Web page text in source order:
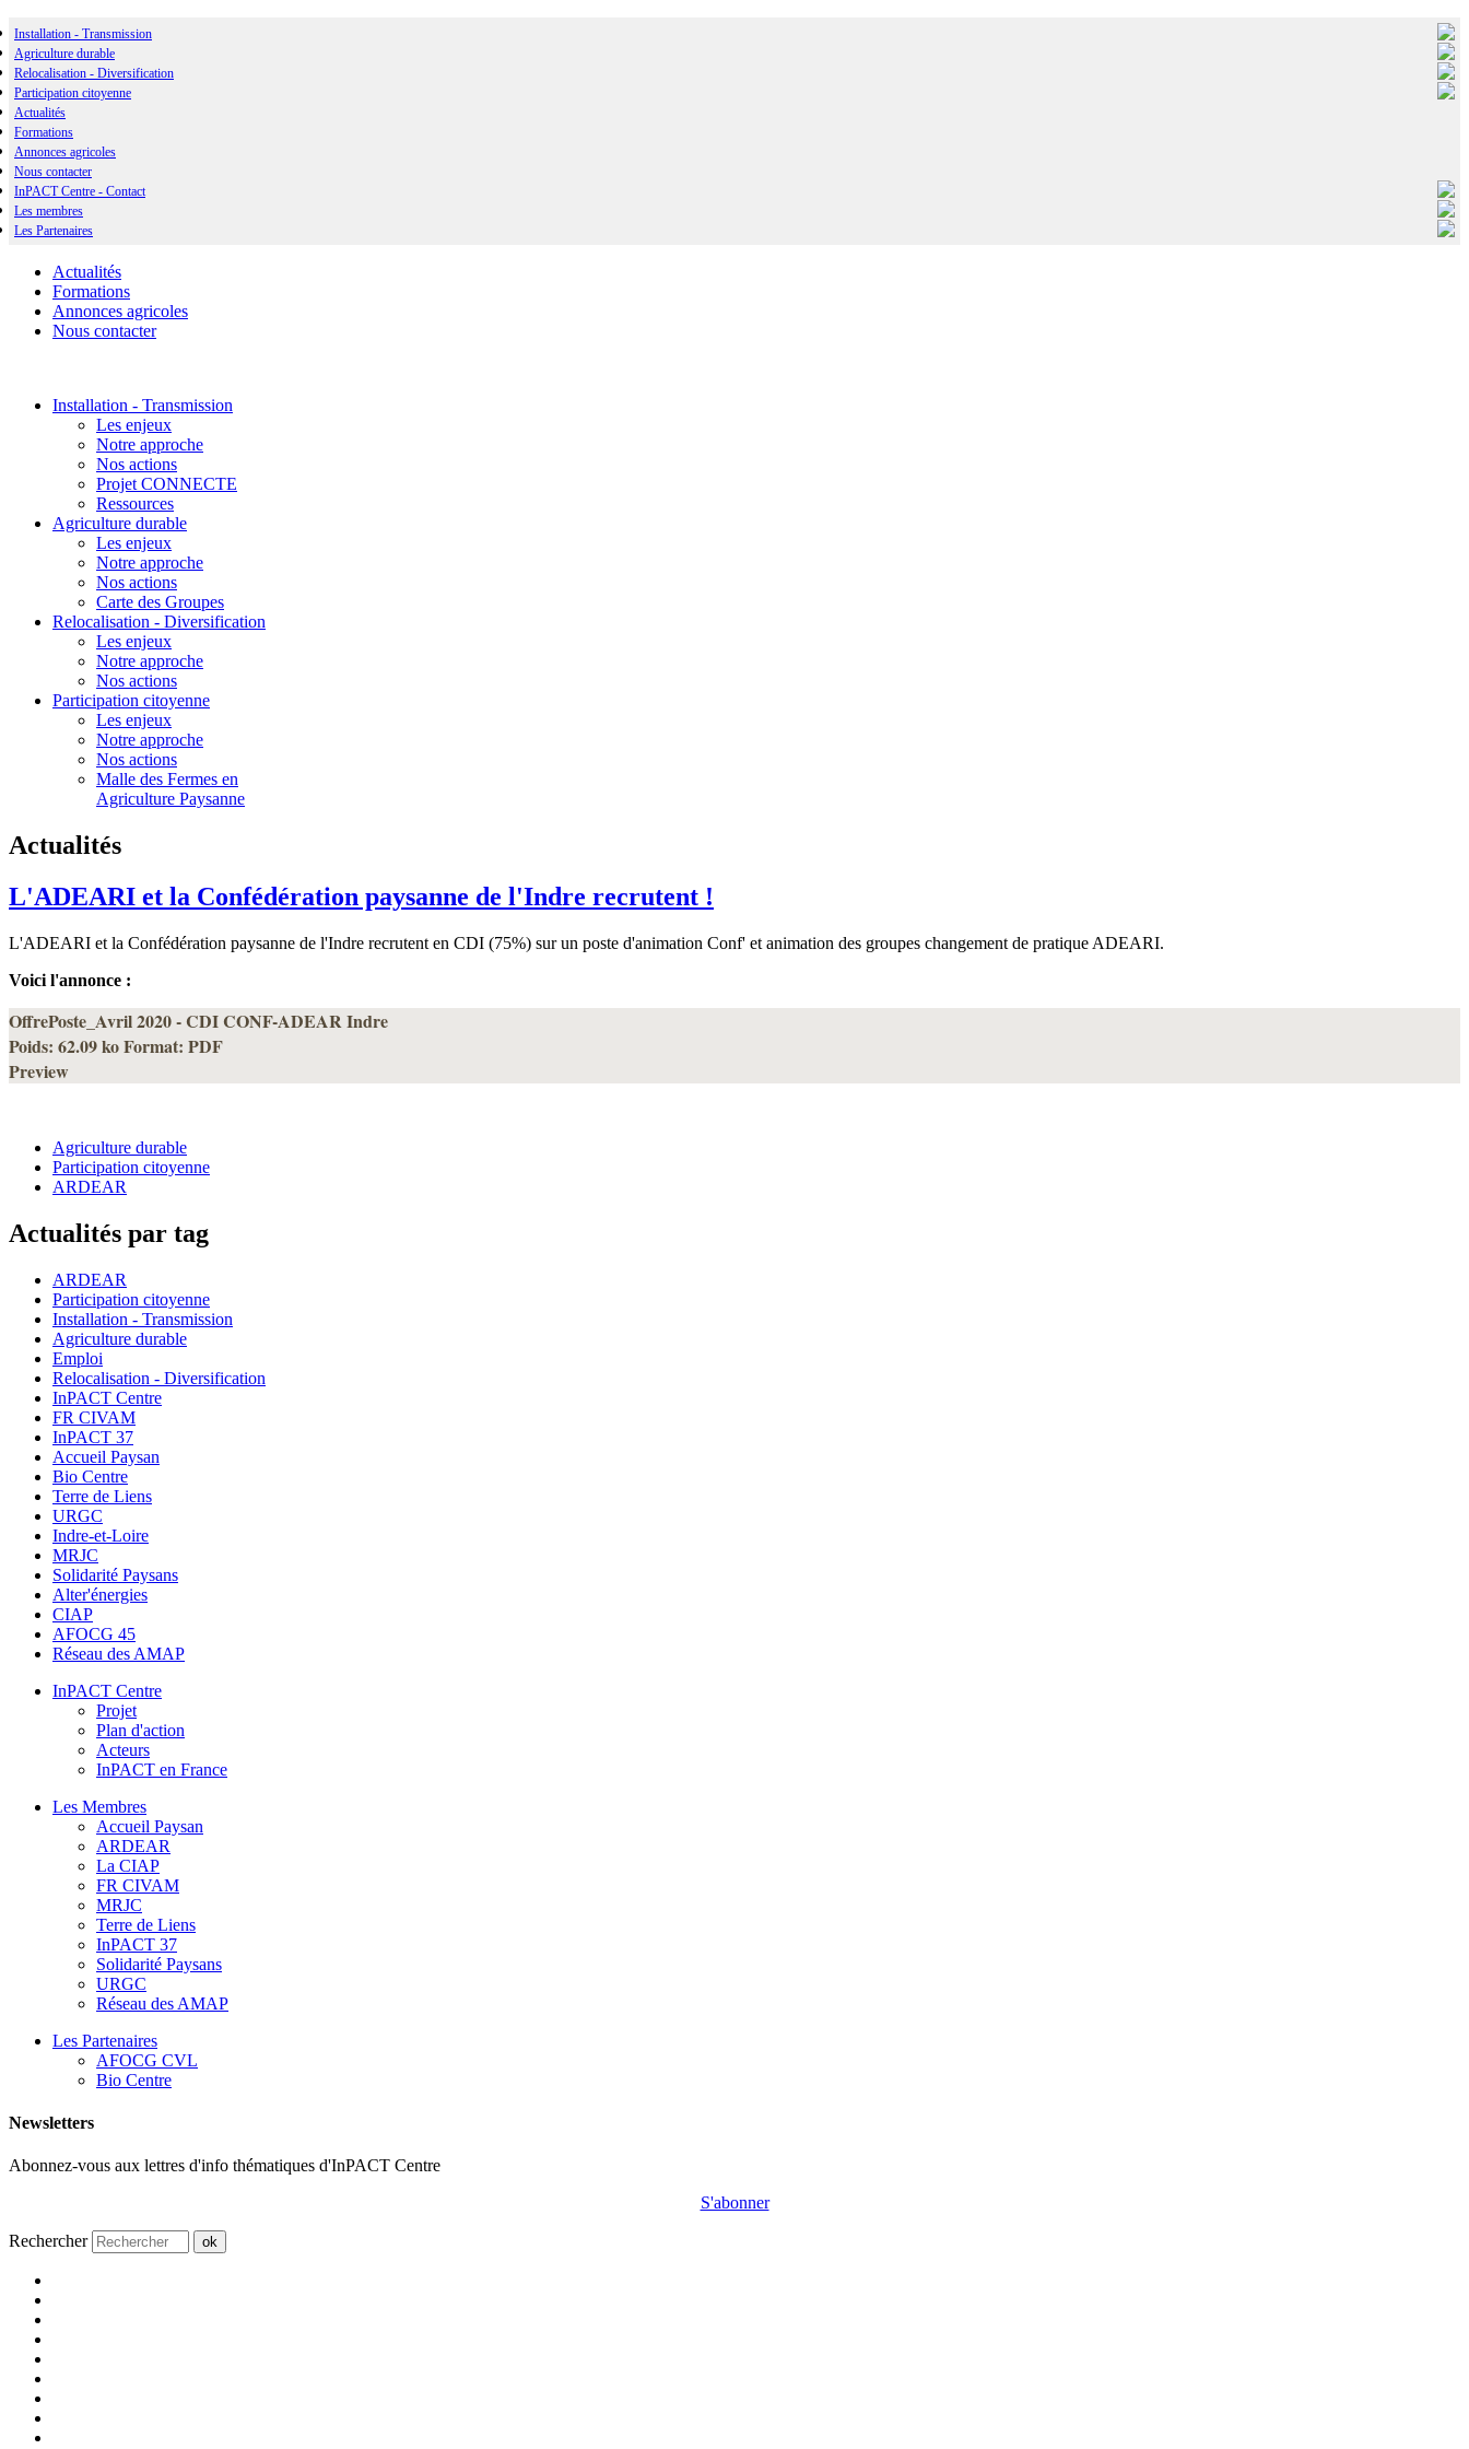
Installation - Transmission
Agriculture durable
Relocalisation - Diversification
Participation citoyenne
Actualités
Formations
Annonces agricoles
Nous contacter
InPACT Centre - Contact
Les membres
Les Partenaires
Actualités
Formations
Annonces agricoles
Nous contacter
Installation - Transmission
Les enjeux
Notre approche
Nos actions
Projet CONNECTE
Ressources
Agriculture durable
Les enjeux
Notre approche
Nos actions
Carte des Groupes
Relocalisation - Diversification
Les enjeux
Notre approche
Nos actions
Participation citoyenne
Les enjeux
Notre approche
Nos actions
Malle des Fermes en
Agriculture Paysanne
Actualités
L'ADEARI et la Confédération paysanne de l'Indre recrutent !
L'ADEARI et la Confédération paysanne de l'Indre recrutent en CDI (75%) sur un poste d'animation Conf' et animation des groupes changement de pratique ADEARI.
Voici l'annonce :
OffrePoste_Avril 2020 - CDI CONF-ADEAR Indre
Poids: 62.09 koFormat: PDF
Preview
Agriculture durable
Participation citoyenne
ARDEAR
Actualités par tag
ARDEAR
Participation citoyenne
Installation - Transmission
Agriculture durable
Emploi
Relocalisation - Diversification
InPACT Centre
FR CIVAM
InPACT 37
Accueil Paysan
Bio Centre
Terre de Liens
URGC
Indre-et-Loire
MRJC
Solidarité Paysans
Alter'énergies
CIAP
AFOCG 45
Réseau des AMAP
InPACT Centre
Projet
Plan d'action
Acteurs
InPACT en France
Les Membres
Accueil Paysan
ARDEAR
La CIAP
FR CIVAM
MRJC
Terre de Liens
InPACT 37
Solidarité Paysans
URGC
Réseau des AMAP
Les Partenaires
AFOCG CVL
Bio Centre
Newsletters
Abonnez-vous aux lettres d'info thématiques d'InPACT Centre
S'abonner
Rechercher ok